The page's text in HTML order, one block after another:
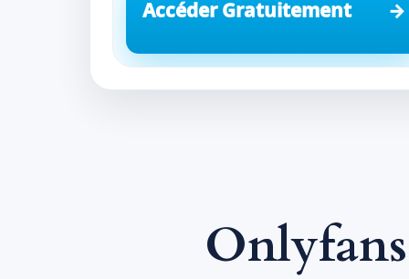
Accéder Gratuitement